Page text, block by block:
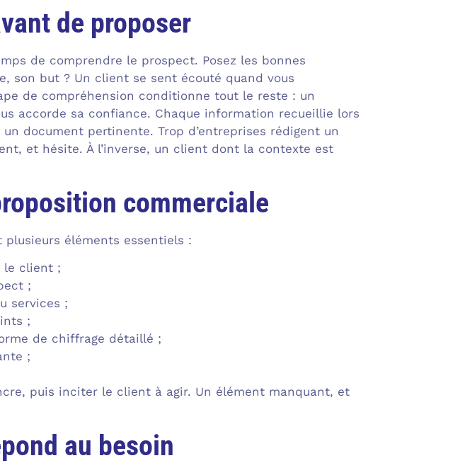
de proposer
de comprendre le prospect. Posez les bonnes
son but ? Un client se sent écouté quand vous
de compréhension conditionne tout le reste : un
accorde sa confiance. Chaque information recueillie lors
document pertinente. Trop d’entreprises rédigent un
et hésite. À l’inverse, un client dont la contexte est
commerciale
éléments essentiels :
le client ;
;
services ;
;
de chiffrage détaillé ;
;
puis inciter le client à agir. Un élément manquant, et
au besoin